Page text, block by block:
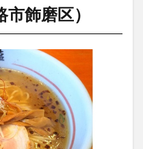
飾磨区）